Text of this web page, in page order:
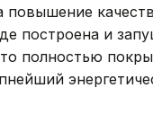
построена и
полностью